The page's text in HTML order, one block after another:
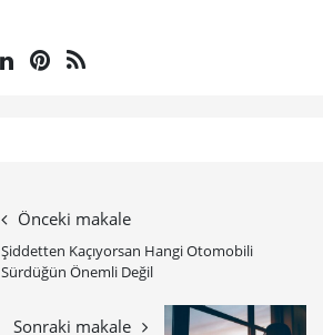
Önceki makale
Şiddetten Kaçıyorsan Hangi Otomobili
Sürdüğün Önemli Değil
Sonraki makale